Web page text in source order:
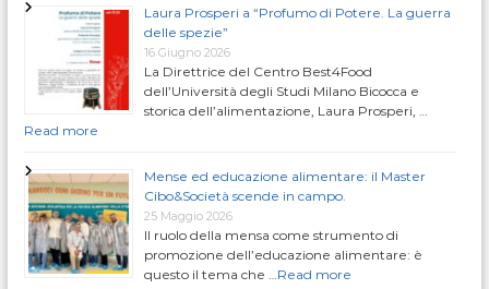
i
g
a
z
i
o
Laura Prosperi a “Profumo di Potere. La guerra
delle spezie”
16 Giugno 2026
La Direttrice del Centro Best4Food
dell’Università degli Studi Milano Bicocca e
storica dell’alimentazione, Laura Prosperi, …
Read more
Mense ed educazione alimentare: il Master
Cibo&Società scende in campo.
25 Maggio 2026
Il ruolo della mensa come strumento di
promozione dell’educazione alimentare: è
questo il tema che … Read more